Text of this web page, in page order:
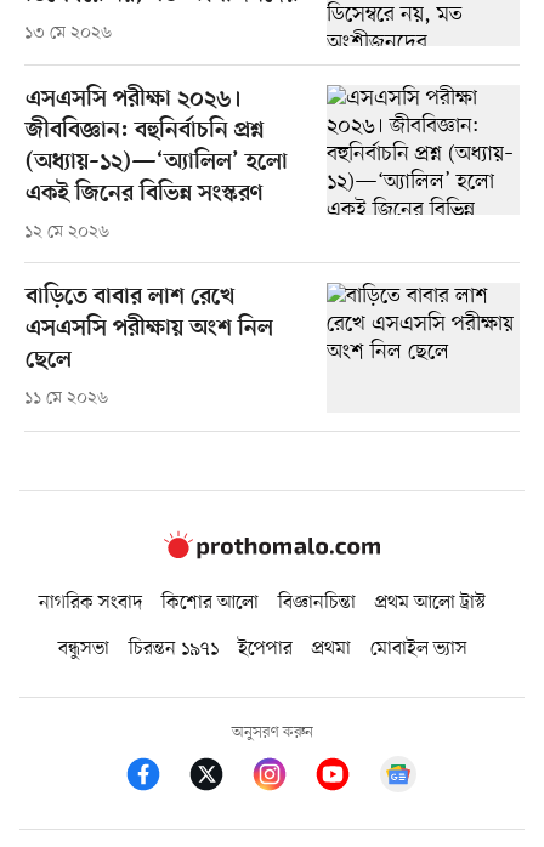
১৩ মে ২০২৬
এসএসসি পরীক্ষা ২০২৬।
জীববিজ্ঞান: বহুনির্বাচনি প্রশ্ন
(অধ্যায়–১২)—‘অ্যালিল’ হলো
একই জিনের বিভিন্ন সংস্করণ
১২ মে ২০২৬
বাড়িতে বাবার লাশ রেখে
এসএসসি পরীক্ষায় অংশ নিল
ছেলে
১১ মে ২০২৬
নাগরিক সংবাদ কিশোর আলো বিজ্ঞানচিন্তা
প্রথম আলো ট্রাস্ট
বন্ধুসভা
চিরন্তন ১৯৭১ ইপেপার প্রথমা মোবাইল ভ্যাস
অনুসরণ করুন